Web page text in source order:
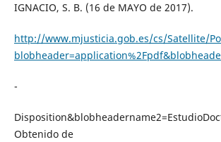
IGNACIO, S. B. (16 de MAYO de 2017).
http://www.mjusticia.gob.es/cs/Satellite/
-
Obtenido de